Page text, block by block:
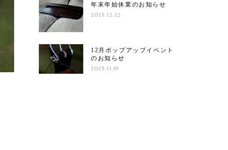
年末年始休業のお知らせ
2025.12.22
12月ポップアップイベント
のお知らせ
2025.11.19